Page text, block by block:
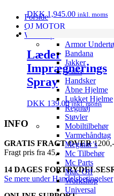
Forside
QJ MOTOR
Webshop
Armor
Bandana
Jakker
Jeans
Handsker
Åbne Hjelme
Lukket Hjelme
Regntøj
Støvler
Mobiltilbehør
Varmehåndtag
Meguiar’s
Mc Tilbehør
Mc Parts
Muc Off
Workshop
Universal
DKK1,945.00 inkl. moms
Læder
Imprægnerings
Spray
DKK 139.00 inkl. moms
INFO
GRATIS FRAGT OVER1200,-
Fragt pris fra 45,-
14 DAGES
Se mere under Handelsbetingelser